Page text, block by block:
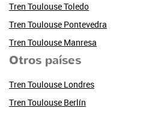
Tren Toulouse Toledo
Tren Toulouse Pontevedra
Tren Toulouse Manresa
Otros países
Tren Toulouse Londres
Tren Toulouse Berlín